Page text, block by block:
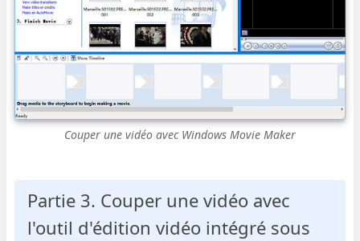
Couper une vidéo avec Windows Movie Maker
Partie 3. Couper une vidéo avec
l'outil d'édition vidéo intégré sous